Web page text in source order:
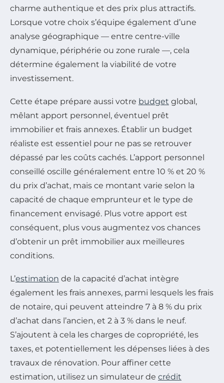
charme authentique et des prix plus attractifs.
Lorsque votre choix s’équipe également d’une
analyse géographique — entre centre-ville
dynamique, périphérie ou zone rurale —, cela
détermine également la viabilité de votre
investissement.
Cette étape prépare aussi votre budget global,
mêlant apport personnel, éventuel prêt
immobilier et frais annexes. Établir un budget
réaliste est essentiel pour ne pas se retrouver
dépassé par les coûts cachés. L’apport personnel
conseillé oscille généralement entre 10 % et 20 %
du prix d’achat, mais ce montant varie selon la
capacité de chaque emprunteur et le type de
financement envisagé. Plus votre apport est
conséquent, plus vous augmentez vos chances
d’obtenir un prêt immobilier aux meilleures
conditions.
L’estimation de la capacité d’achat intègre
également les frais annexes, parmi lesquels les frais
de notaire, qui peuvent atteindre 7 à 8 % du prix
d’achat dans l’ancien, et 2 à 3 % dans le neuf.
S’ajoutent à cela les charges de copropriété, les
taxes, et potentiellement les dépenses liées à des
travaux de rénovation. Pour affiner cette
estimation, utilisez un simulateur de crédit